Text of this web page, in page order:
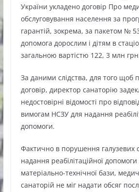
України укладено договір Про
обслуговування населення за
гарантій, зокрема, за пакетом №
допомога дорослим і дітям в
загальною вартістю 122, 3 млн
За даними слідства, для того щоб
договір, директор санаторію
недостовірні відомості про
вимогам НСЗУ для надання
допомоги.
Фактично в порушення галузевих
надання реабілітаційної допомоги
матеріально-технічної бази,
санаторій не міг надати обсяг